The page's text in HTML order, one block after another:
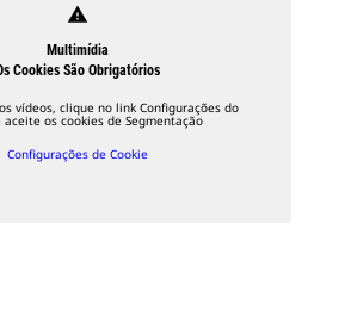
warning
Multimídia
Cookies São Obrigatórios
vídeos, clique no link Configurações do
aceite os cookies de Segmentação
Configurações de Cookie